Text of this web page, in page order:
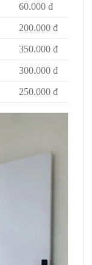
60.000 đ
200.000 đ
350.000 đ
300.000 đ
250.000 đ